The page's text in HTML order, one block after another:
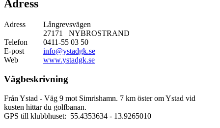
Adress
Adress
Långrevsvägen
27171 NYBROSTRAND
Telefon
0411-55 03 50
E-post
info@ystadgk.se
Web
www.ystadgk.se
Vägbeskrivning
Från Ystad - Väg 9 mot Simrishamn. 7 km öster om Ystad vid
kusten hittar du golfbanan.
GPS till klubbhuset: 55.4353634 - 13.9265010